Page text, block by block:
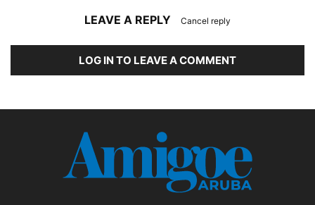
LEAVE A REPLY Cancel reply
LOG IN TO LEAVE A COMMENT